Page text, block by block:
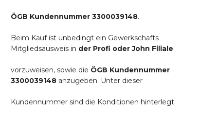
ÖGB Kundennummer 3300039148.
Beim Kauf ist unbedingt ein Gewerkschafts
Mitgliedsausweis in der Profi oder John Filiale
vorzuweisen, sowie die ÖGB Kundennummer
3300039148 anzugeben. Unter dieser
Kundennummer sind die Konditionen hinterlegt.